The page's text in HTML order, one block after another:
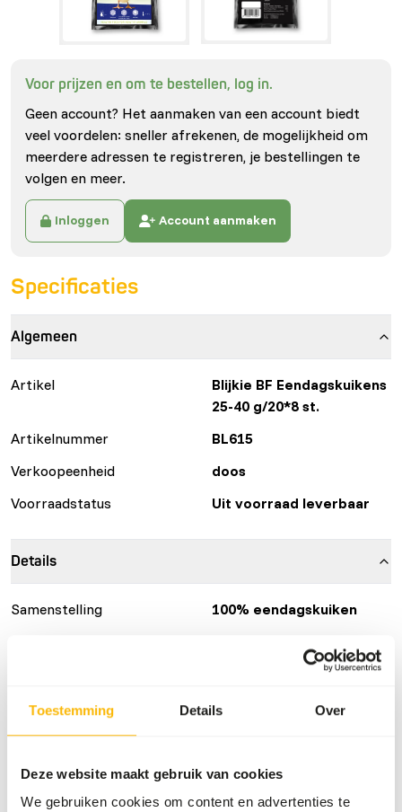
Toestemming Details Over
Deze website maakt gebruik van cookies
We gebruiken cookies om content en advertenties te
Voor prijzen en om te bestellen, log in.
Geen account? Het aanmaken van een account biedt
veel voordelen: sneller afrekenen, de mogelijkheid om
meerdere adressen te registreren, je bestellingen te
volgen en meer.
Inloggen Account aanmaken
Specificaties
Algemeen
Artikel
Blijkie BF Eendagskuikens
25-40 g/20*8 st.
Artikelnummer
BL615
Verkoopeenheid
doos
Voorraadstatus
Uit voorraad leverbaar
Details
Samenstelling
100% eendagskuiken
hygiënevoorschriften in acht.